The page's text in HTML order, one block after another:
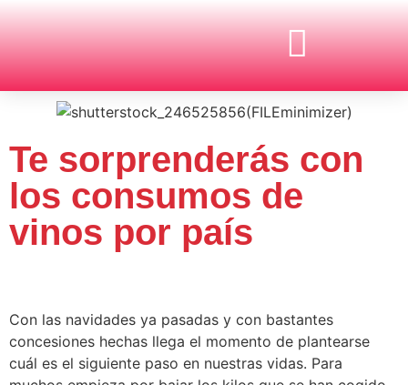
Te sorprenderás con
los consumos de
vinos por país
Con las navidades ya pasadas y con bastantes
concesiones hechas llega el momento de plantearse
cuál es el siguiente paso en nuestras vidas. Para